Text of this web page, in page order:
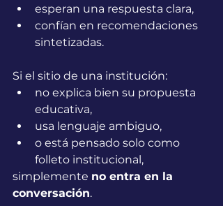
esperan una respuesta clara,
confían en recomendaciones
sintetizadas.
Si el sitio de una institución:
no explica bien su propuesta
educativa,
usa lenguaje ambiguo,
o está pensado solo como
folleto institucional,
simplemente no entra en la
conversación.